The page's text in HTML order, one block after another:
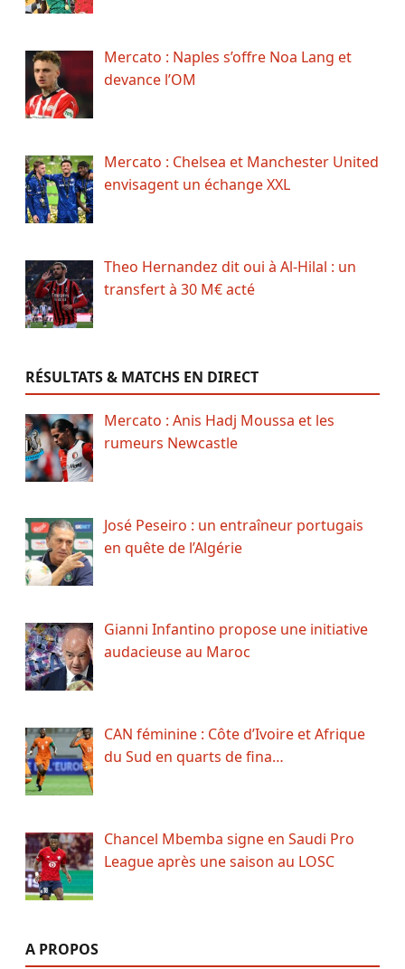
Mercato : Naples s’offre Noa Lang et
devance l’OM
Mercato : Chelsea et Manchester United
envisagent un échange XXL
Theo Hernandez dit oui à Al-Hilal : un
transfert à 30 M€ acté
RÉSULTATS & MATCHS EN DIRECT
Mercato : Anis Hadj Moussa et les
rumeurs Newcastle
José Peseiro : un entraîneur portugais
en quête de l’Algérie
Gianni Infantino propose une initiative
audacieuse au Maroc
CAN féminine : Côte d’Ivoire et Afrique
du Sud en quarts de fina…
Chancel Mbemba signe en Saudi Pro
League après une saison au LOSC
A PROPOS